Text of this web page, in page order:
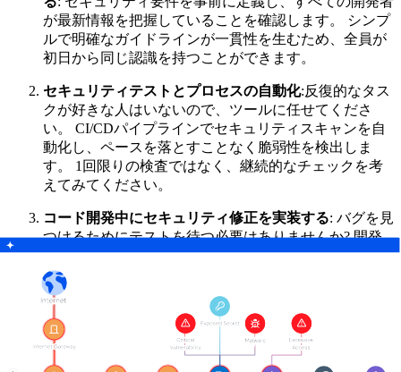
が最新情報を把握していることを確認します。 シンプ
ルで明確なガイドラインが一貫性を生むため、全員が
初日から同じ認識を持つことができます。
セキュリティテストとプロセスの自動化:反復的なタス
クが好きな人はいないので、ツールに任せてくださ
い。 CI/CDパイプラインでセキュリティスキャンを自
動化し、ペースを落とすことなく脆弱性を検出しま
す。 1回限りの検査ではなく、継続的なチェックを考
えてみてください。
コード開発中にセキュリティ修正を実装する: バグを見
つけるためにテストを待つ必要はありませんか? 開発
者に次のことを奨励するコードを書くときに脆弱性に
対処する
幅に軽減します。
開発者のトレーニング安全なコーディング手法
者は、安全なコードの書き方を知って生まれてくるわ
けではありません。 実践的なトレーニングとリソース